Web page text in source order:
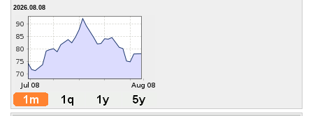
2026.08.08